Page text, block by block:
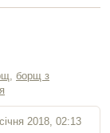
борщ з
2018, 02:13